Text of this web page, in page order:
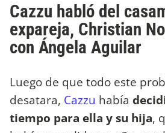
Cazzu habló del
expareja, Christian
con Ángela Aguilar
Luego de que todo este
desatara, Cazzu había
tiempo para ella y su hija,